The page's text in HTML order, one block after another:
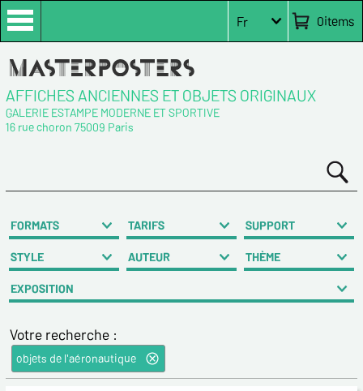
0items
Fr
AFFICHES ANCIENNES ET OBJETS ORIGINAUX
GALERIE ESTAMPE MODERNE ET SPORTIVE
16 rue choron 75009 Paris
FORMATS TARIFS SUPPORT
STYLE AUTEUR THÈME
EXPOSITION
Votre recherche :
objets de l'aéronautique